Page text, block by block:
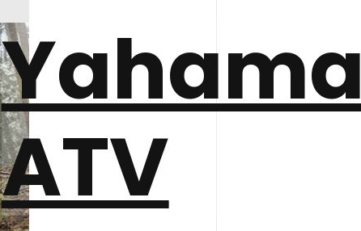
ATV